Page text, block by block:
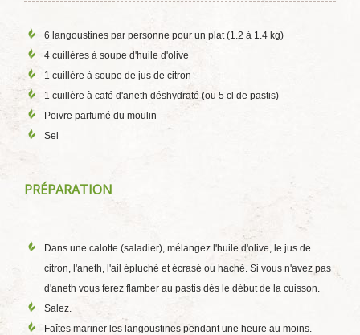
6 langoustines par personne pour un plat (1.2 à 1.4 kg)
4 cuillères à soupe d'huile d'olive
1 cuillère à soupe de jus de citron
1 cuillère à café d'aneth déshydraté (ou 5 cl de pastis)
Poivre parfumé du moulin
Sel
PRÉPARATION
Dans une calotte (saladier), mélangez l'huile d'olive, le jus de
citron, l'aneth, l'ail épluché et écrasé ou haché. Si vous n'avez pas
d'aneth vous ferez flamber au pastis dès le début de la cuisson.
Salez.
Faîtes mariner les langoustines pendant une heure au moins.